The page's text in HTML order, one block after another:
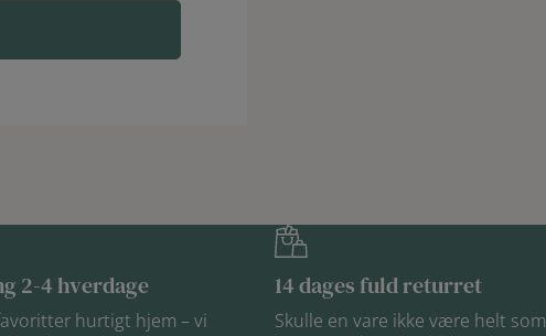
2-4 hverdage
hurtigt hjem – vi
14 dages fuld returret
Skulle en vare ikke være helt som